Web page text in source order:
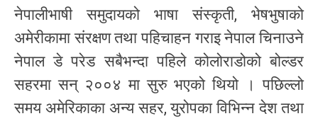
नेपालीभाषी समुदायको भाषा संस्कृती, भेषभुषाको
अमेरीकामा संरक्षण तथा पहिचाहन गराइ नेपाल चिनाउने
नेपाल डे परेड सबैभन्दा पहिले कोलोराडोको बोल्डर
सहरमा सन् २००४ मा सुरु भएको थियो । पछिल्लो
समय अमेरिकाका अन्य सहर, युरोपका विभिन्न देश तथा